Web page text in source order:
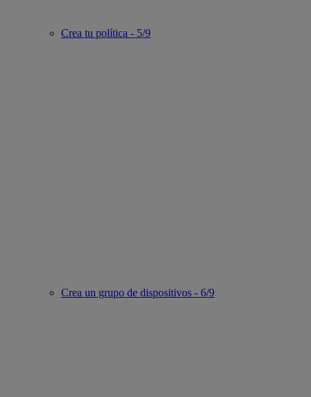
Crea tu política - 5/9
Crea un grupo de dispositivos - 6/9